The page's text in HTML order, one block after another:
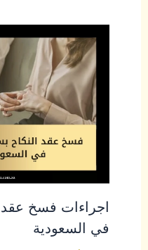
اجراءات فسخ
في السعودية